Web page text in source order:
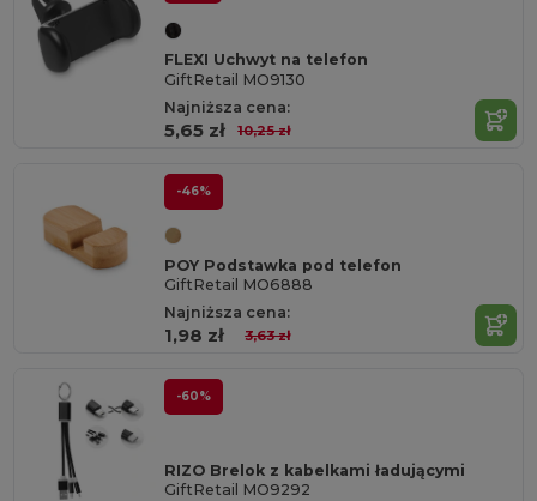
FLEXI Uchwyt na telefon
GiftRetail MO9130
Najniższa cena:
5,65 zł 10,25 zł
-46%
POY Podstawka pod telefon
GiftRetail MO6888
Najniższa cena:
1,98 zł 3,63 zł
-60%
RIZO Brelok z kabelkami ładującymi
GiftRetail MO9292